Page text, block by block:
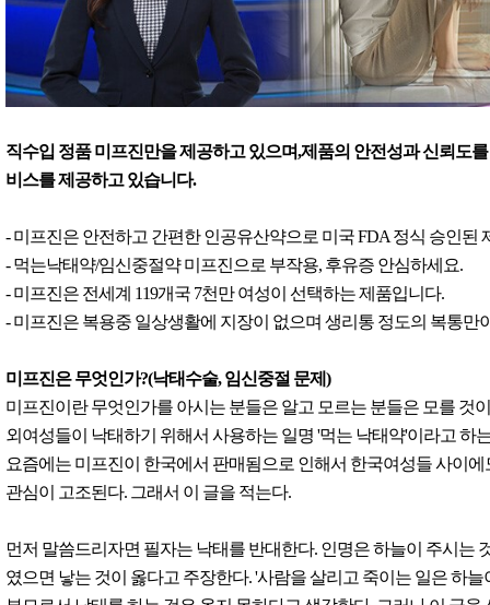
직수입 정품 미프진만을 제공하고 있으며,제품의 안전성과 신뢰도
비스를 제공하고 있습니다.
- 미프진은 안전하고 간편한 인공유산약으로 미국 FDA 정식 승인된
- 먹는낙태약/임신중절약 미프진으로 부작용, 후유증 안심하세요.
- 미프진은 전세계 119개국 7천만 여성이 선택하는 제품입니다.
- 미프진은 복용중 일상생활에 지장이 없으며 생리통 정도의 복통만
미프진은 무엇인가?(낙태수술, 임신중절 문제)
미프진이란 무엇인가를 아시는 분들은 알고 모르는 분들은 모를 것
외여성들이 낙태하기 위해서 사용하는 일명 '먹는 낙태약'이라고 하
요즘에는 미프진이 한국에서 판매됨으로 인해서 한국여성들 사이
관심이 고조된다. 그래서 이 글을 적는다.
먼저 말씀드리자면 필자는 낙태를 반대한다. 인명은 하늘이 주시는
였으면 낳는 것이 옳다고 주장한다. '사람을 살리고 죽이는 일은 하늘